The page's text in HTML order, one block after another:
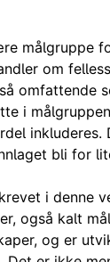
målgruppe
om
omfattende
i
bli for
i denne
også kalt
og er